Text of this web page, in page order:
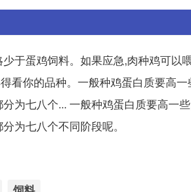
于蛋鸡饲料。如果应急,肉种鸡可以
看你的品种。一般种鸡蛋白质要高
为七八个... 一般种鸡蛋白质要高一
为七八个不同阶段呢。